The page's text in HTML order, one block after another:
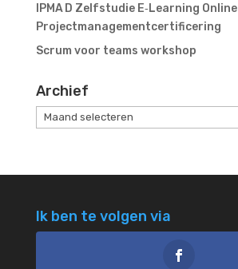
IPMA D Zelfstudie E‑Learning Online
Projectmanagementcertificering
Scrum voor teams workshop
Archief
Archief
Ik ben te volgen via